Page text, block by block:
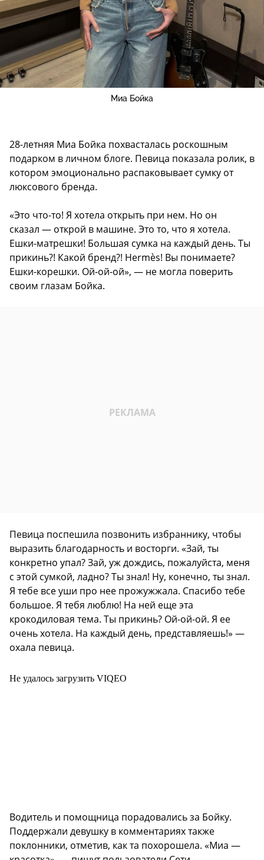
Миа Бойка
28-летняя Миа Бойка похвасталась роскошным
подарком в личном блоге. Певица показала ролик, в
котором эмоционально распаковывает сумку от
люксового бренда.
«Это что-то! Я хотела открыть при нем. Но он
сказал — открой в машине. Это то, что я хотела.
Ешки-матрешки! Большая сумка на каждый день. Ты
прикинь?! Какой бренд?! Hermès! Вы понимаете?
Ешки-корешки. Ой-ой-ой», — не могла поверить
своим глазам Бойка.
Певица поспешила позвонить избраннику, чтобы
выразить благодарность и восторги. «Зай, ты
конкретно упал? Зай, уж дождись, пожалуйста, меня
с этой сумкой, ладно? Ты знал! Ну, конечно, ты знал.
Я тебе все уши про нее прожужжала. Спасибо тебе
большое. Я тебя люблю! На ней еще эта
крокодиловая тема. Ты прикинь? Ой-ой-ой. Я ее
очень хотела. На каждый день, представляешь!» —
охала певица.
Не удалось загрузить VIQEO
Водитель и помощница порадовались за Бойку.
Поддержали девушку в комментариях также
поклонники, отметив, как та похорошела. «Миа —